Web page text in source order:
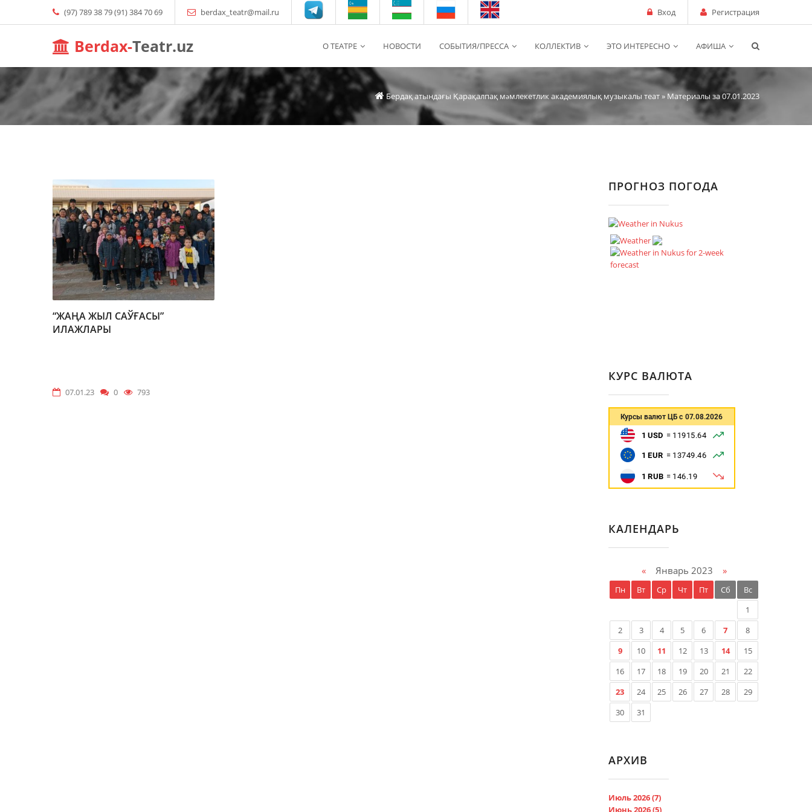
(97) 789 38 79 (91) 384 70 69 berdax_teatr@mail.ru Вход Регистрация
Berdax-Teatr.uz О ТЕАТРЕ НОВОСТИ СОБЫТИЯ/ПРЕССА КОЛЛЕКТИВ ЭТО ИНТЕРЕСНО АФИША
Бердақ атындағы Қарақалпақ мəмлекетлик академиялық музыкалы теат» Материалы за 07.01.2023
“ЖАҢА ЖЫЛ САЎҒАСЫ”
ИЛАЖЛАРЫ
07.01.23 0 793
ПРОГНОЗ ПОГОДА
КУРС ВАЛЮТА
КАЛЕНДАРЬ
«Январь 2023 »
Пн Вт Ср Чт Пт Сб
Вс
1
2
3 4 5 6 7
8
9
10 11 12 13 14
15
16
17 18 19 20 21
22
23
24 25 26 27 28
29
30
31
АРХИВ
Июль 2026 (7)
Июнь 2026 (5)